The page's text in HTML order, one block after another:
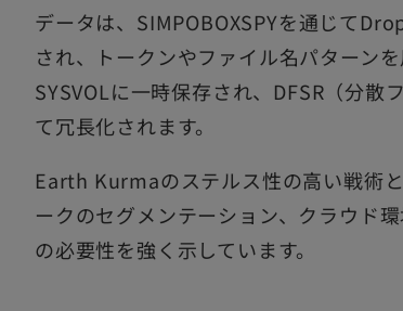
データは、SIMPOBOXSPYを通じて
され、トークンやファイル名パターン
SYSVOLに一時保存され、DFSR（分散
て冗長化されます。
Earth Kurmaのステルス性の高い戦術
ークのセグメンテーション、クラウド
の必要性を強く示しています。